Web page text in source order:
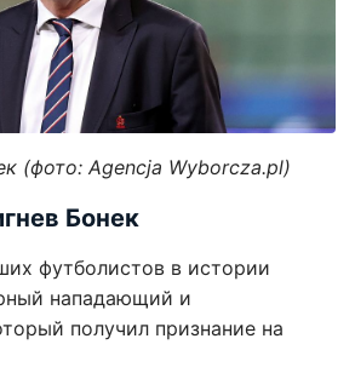
(фото: Agencja Wyborcza.pl)
Бонек
футболистов в истории
нападающий и
получил признание на